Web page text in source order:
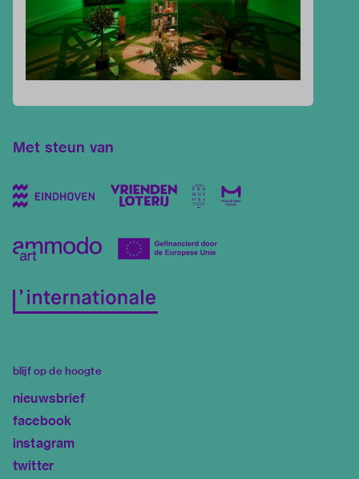
Met steun van
blijf op de hoogte
nieuwsbrief
facebook
instagram
twitter